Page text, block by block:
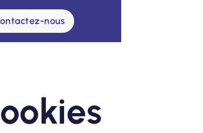
nous